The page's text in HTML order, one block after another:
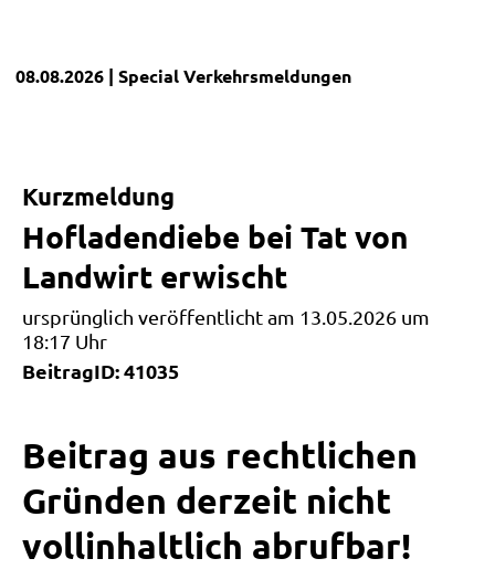
08.08.2026 | SpecialVerkehrsmeldungen
Kurzmeldung
Hofladendiebe bei Tat von
Landwirt erwischt
ursprünglich veröffentlicht am 13.05.2026 um
18:17 Uhr
BeitragID: 41035
Beitrag aus rechtlichen
Gründen derzeit nicht
vollinhaltlich abrufbar!